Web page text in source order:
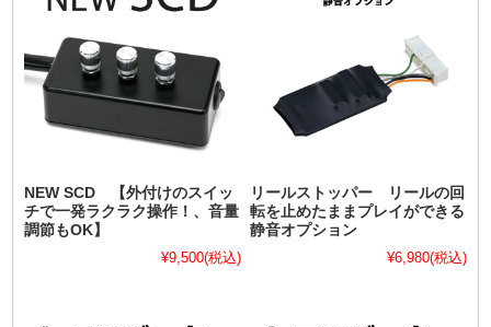
NEW SCD 【外付けのスイッ
チで一発ラクラク操作！、音量
調節もOK】
¥9,500(税込)
リールストッパー リールの回
転を止めたままプレイができる
静音オプション
¥6,980(税込)